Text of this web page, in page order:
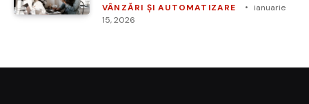
VÂNZĂRI ȘI AUTOMATIZARE
ianuarie
15, 2026